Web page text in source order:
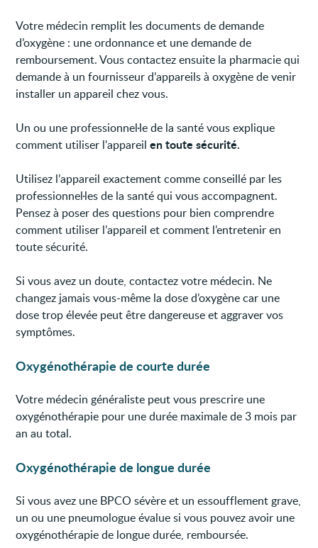
Votre médecin remplit les documents de demande
d’oxygène : une ordonnance et une demande de
remboursement. Vous contactez ensuite la pharmacie qui
demande à un fournisseur d’appareils à oxygène de venir
installer un appareil chez vous.
Un ou une professionnel·le de la santé vous explique
comment utiliser l'appareilen toute sécurité.
Utilisez l’appareil exactement comme conseillé par les
professionnel·les de la santé qui vous accompagnent.
Pensez à poser des questions pour bien comprendre
comment utiliser l’appareil et comment l’entretenir en
toute sécurité.
Si vous avez un doute, contactez votre médecin. Ne
changez jamais vous-même la dose d’oxygène car une
dose trop élevée peut être dangereuse et aggraver vos
symptômes.
Oxygénothérapie de courte durée
Votre médecin généraliste peut vous prescrire une
oxygénothérapie pour une durée maximale de 3 mois par
an au total.
Oxygénothérapie de longue durée
Si vous avez une BPCO sévère et un essoufflement grave,
un ou une pneumologue évalue si vous pouvez avoir une
oxygénothérapie de longue durée, remboursée.